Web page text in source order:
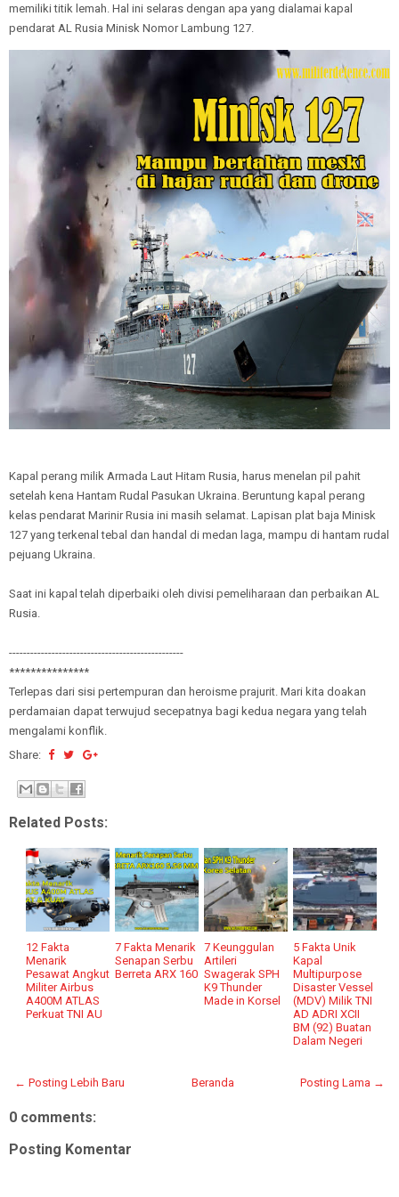
memiliki titik lemah. Hal ini selaras dengan apa yang dialamai kapal
pendarat AL Rusia Minisk Nomor Lambung 127.
Kapal perang milik Armada Laut Hitam Rusia, harus menelan pil pahit
setelah kena Hantam Rudal Pasukan Ukraina. Beruntung kapal perang
kelas pendarat Marinir Rusia ini masih selamat. Lapisan plat baja Minisk
127 yang terkenal tebal dan handal di medan laga, mampu di hantam rudal
pejuang Ukraina.
Saat ini kapal telah diperbaiki oleh divisi pemeliharaan dan perbaikan AL
Rusia.
-------------------------------------------------
***************
Terlepas dari sisi pertempuran dan heroisme prajurit. Mari kita doakan
perdamaian dapat terwujud secepatnya bagi kedua negara yang telah
mengalami konflik.
Share:
Related Posts:
12 Fakta
Menarik
Pesawat Angkut
Militer Airbus
A400M ATLAS
Perkuat TNI AU
7 Fakta Menarik
Senapan Serbu
Berreta ARX 160
7 Keunggulan
Artileri
Swagerak SPH
K9 Thunder
Made in Korsel
5 Fakta Unik
Kapal
Multipurpose
Disaster Vessel
(MDV) Milik TNI
AD ADRI XCII
BM (92) Buatan
Dalam Negeri
← Posting Lebih Baru Posting Lama →
Beranda
0 comments:
Posting Komentar